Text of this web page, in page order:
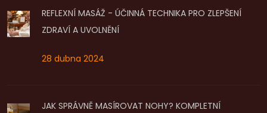
REFLEXNÍ MASÁŽ - ÚČINNÁ TECHNIKA PRO ZLEPŠENÍ
ZDRAVÍ A UVOLNĚNÍ
28 dubna 2024
JAK SPRÁVNĚ MASÍROVAT NOHY? KOMPLETNÍ